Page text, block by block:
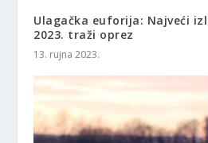
Ulagačka euforija: Najveći
2023. traži oprez
13. rujna 2023.